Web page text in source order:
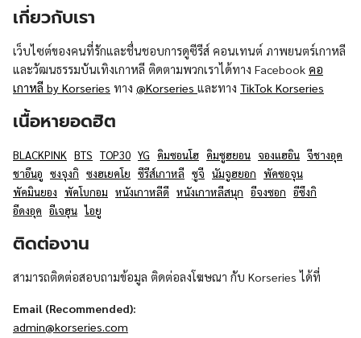
เกี่ยวกับเรา
เว็บไซต์ของคนที่รักและชื่นชอบการดูซีรีส์ คอนเทนต์ ภาพยนตร์เกาหลี
และวัฒนธรรมบันเทิงเกาหลี ติดตามพวกเราได้ทาง Facebook คอ
เกาหลี by Korseries ทาง @Korseries และทาง TikTok Korseries
เนื้อหายอดฮิต
BLACKPINK BTS TOP30 YG คิมซอนโฮ คิมซูฮยอน จองแฮอิน จีชางอุค
ชาอึนอู ซงจุงกิ ซงฮเยคโย ซีรีส์เกาหลี ซูจี นัมจูฮยอก พัคซอจุน
พัคมินยอง พัคโบกอม หนังเกาหลีดี หนังเกาหลีสนุก อีจงซอก อีซึงกิ
อีดงอุค อีเจฮุน ไอยู
ติดต่องาน
สามารถติดต่อสอบถามข้อมูล ติดต่อลงโฆษณา กับ Korseries ได้ที่
Email (Recommended):
admin@korseries.com